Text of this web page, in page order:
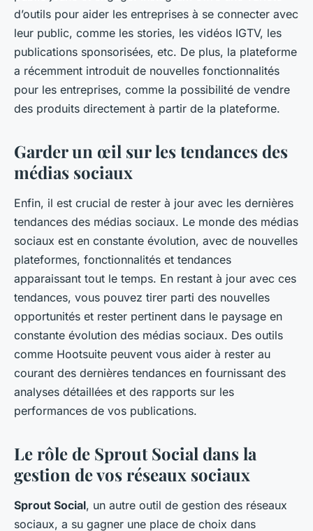
d’outils pour aider les entreprises à se connecter avec
leur public, comme les stories, les vidéos IGTV, les
publications sponsorisées, etc. De plus, la plateforme
a récemment introduit de nouvelles fonctionnalités
pour les entreprises, comme la possibilité de vendre
des produits directement à partir de la plateforme.
Garder un œil sur les tendances des
médias sociaux
Enfin, il est crucial de rester à jour avec les dernières
tendances des médias sociaux. Le monde des médias
sociaux est en constante évolution, avec de nouvelles
plateformes, fonctionnalités et tendances
apparaissant tout le temps. En restant à jour avec ces
tendances, vous pouvez tirer parti des nouvelles
opportunités et rester pertinent dans le paysage en
constante évolution des médias sociaux. Des outils
comme Hootsuite peuvent vous aider à rester au
courant des dernières tendances en fournissant des
analyses détaillées et des rapports sur les
performances de vos publications.
Le rôle de Sprout Social dans la
gestion de vos réseaux sociaux
Sprout Social, un autre outil de gestion des réseaux
sociaux, a su gagner une place de choix dans